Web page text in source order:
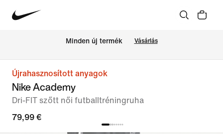
Minden új termék Vásárlás
Újrahasznosított anyagok
Nike Academy
Dri-FIT szőtt női futballtréningruha
79,99 €